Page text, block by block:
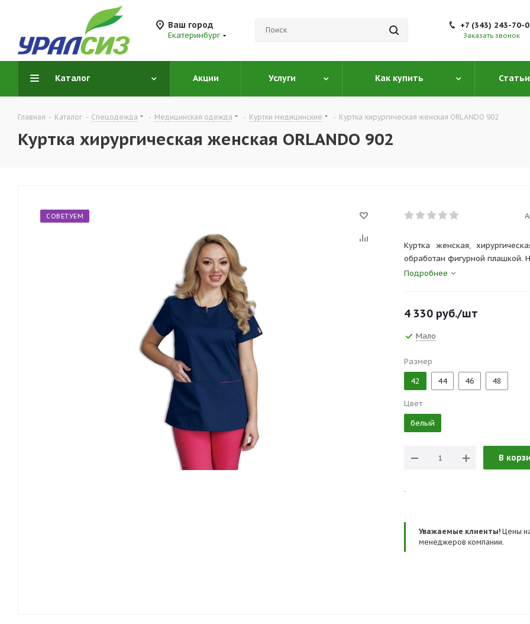
Ваш город
Екатеринбург
+7 (343) 243-70-
Заказать звонок
Каталог Акции Услуги Как купить Статьи
Главная - Каталог - Спецодежда - Медицинская одежда - Куртки медицинские - Куртка хирургическая женская ORLANDO 902
Куртка хирургическая женская ORLANDO 902
СОВЕТУЕМ
Куртка женская,
обработан фигурной плашкой.
Подробнее
4 330 руб./шт
Мало
Размер
42
44 46 48
Цвет
белый
В
.
Уважаемые клиенты! Цены
менеджеров компании.